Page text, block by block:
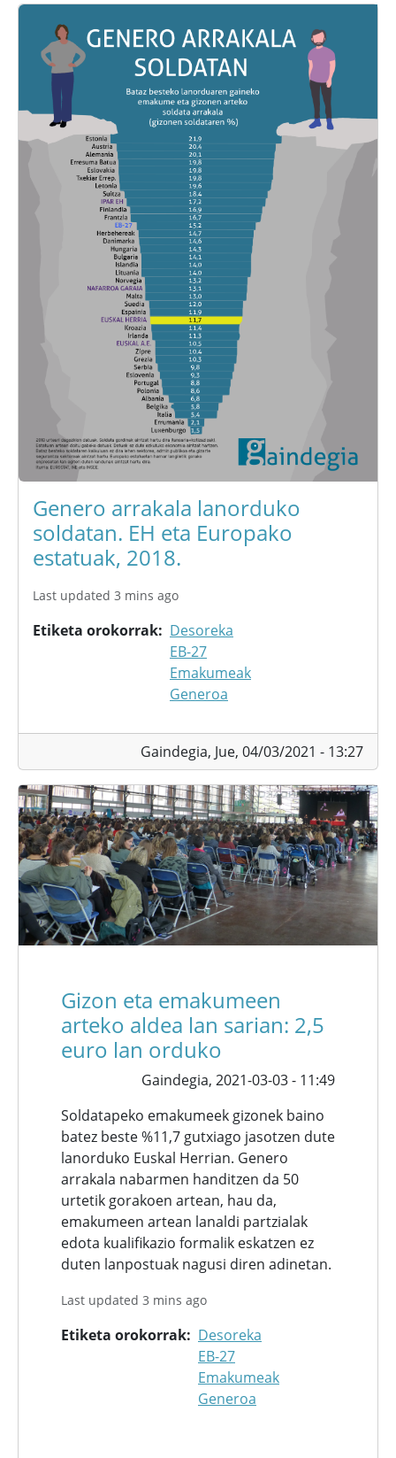
Genero arrakala lanorduko
soldatan. EH eta Europako
estatuak, 2018.
Last updated 3 mins ago
Etiketa orokorrak
Desoreka
EB-27
Emakumeak
Generoa
Gaindegia, Jue, 04/03/2021 - 13:27
Gizon eta emakumeen
arteko aldea lan sarian: 2,5
euro lan orduko
Gaindegia, 2021-03-03 - 11:49
Soldatapeko emakumeek gizonek baino
batez beste %11,7 gutxiago jasotzen dute
lanorduko Euskal Herrian. Genero
arrakala nabarmen handitzen da 50
urtetik gorakoen artean, hau da,
emakumeen artean lanaldi partzialak
edota kualifikazio formalik eskatzen ez
duten lanpostuak nagusi diren adinetan.
Last updated 3 mins ago
Etiketa orokorrak
Desoreka
EB-27
Emakumeak
Generoa